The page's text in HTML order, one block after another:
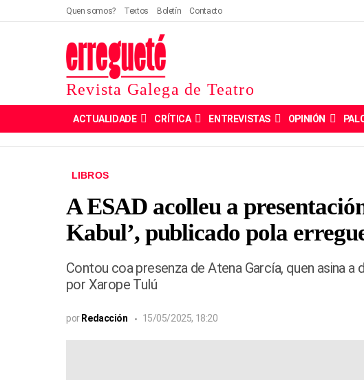
Quen somos? Textos Boletín Contacto
Revista Galega de Teatro
ACTUALIDADE CRÍTICA ENTREVISTAS OPINIÓN
LIBROS
A ESAD acolleu a
Kabul’, publicado pola
Contou coa presenza de Atena García, quen asina a
por Xarope Tulú
por Redacción 15/05/2025, 18:20